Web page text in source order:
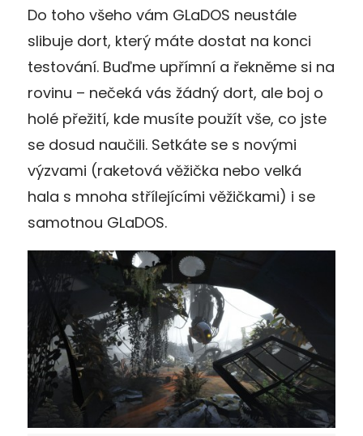
Do toho všeho vám GLaDOS neustále
slibuje dort, který máte dostat na konci
testování. Buďme upřímní a řekněme si na
rovinu – nečeká vás žádný dort, ale boj o
holé přežití, kde musíte použít vše, co jste
se dosud naučili. Setkáte se s novými
výzvami (raketová věžička nebo velká
hala s mnoha střílejícími věžičkami) i se
samotnou GLaDOS.